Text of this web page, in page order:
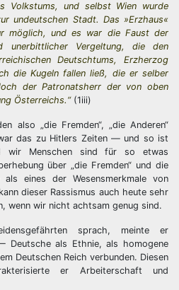
Volkstums, und selbst Wien wurde
undeutschen Stadt. Das »Erzhaus«
möglich, und es war die Faust der
unerbittlicher Vergeltung, die den
Deutschtums, Erzherzog
die Kugeln fallen ließ, die er selber
der Patronatsherr der von oben
Österreichs.“(1iii)
also „die Fremden“, „die Anderen“
das zu Hitlers Zeiten — und so ist
wir Menschen sind für so etwas
über „die Fremden“ und die
als eines der Wesensmerkmale von
dieser Rassismus auch heute sehr
wenn wir nicht achtsam genug sind.
sprach, meinte er
Deutsche als Ethnie, als homogene
Deutschen Reich verbunden. Diesen
er Arbeiterschaft und